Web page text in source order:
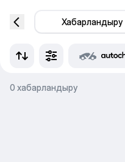
Хабарландыру
0 хабарландыру